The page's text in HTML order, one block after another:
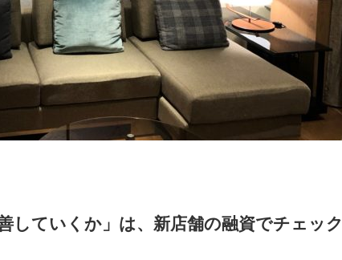
していくか」は、新店舗の融資でチェック